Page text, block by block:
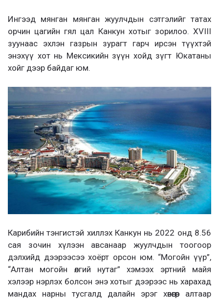
Ингээд мянган мянган жуулчдын сэтгэлийг татах
орчин цагийн гял цал Канкун хотыг зорилоо. XVIII
зуунаас эхлэн газрын зурагт гарч ирсэн түүхтэй
энэхүү хот нь Мексикийн зүүн хойд зүгт Юкатаны
хойг дээр байдаг юм.
Карибийн тэнгистэй хиллэх Канкун нь 2022 онд 8.56
сая зочин хүлээн авсанаар жуулчдын тоогоор
дэлхийд дээрээсээ хоёрт орсон юм. “Могойн үүр”,
“Алтан могойн өлгий нутаг” хэмээх эртний майя
хэлээр нэрлэх болсон энэ хотыг дээрээс нь харахад
мандах нарны тусгалд далайн эрэг хөвөөгөөр алтаар